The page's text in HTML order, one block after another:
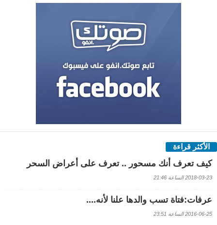
الأكثر قراءة
كيف تعرف أنك مسحور .. تعرف على أعراض السحر
2018-03-23 الساعة 21:46
عرفات:فتاة تسب والدها علنا لأنه....
2016-06-25 الساعة 23:51